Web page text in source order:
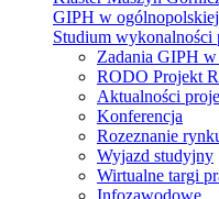
GIPH w
Studium wykonalności
Zadania GIPH
RODO Projekt
Aktualności
Konferencja
Rozeznanie
Wyjazd studyjny
Wirtualne targi
Infozawodowe